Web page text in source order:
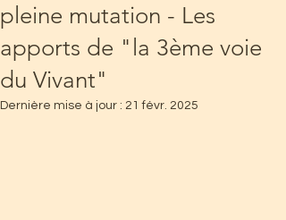
pleine mutation - Les
apports de "la 3ème voie
du Vivant"
Dernière mise à jour : 21 févr. 2025